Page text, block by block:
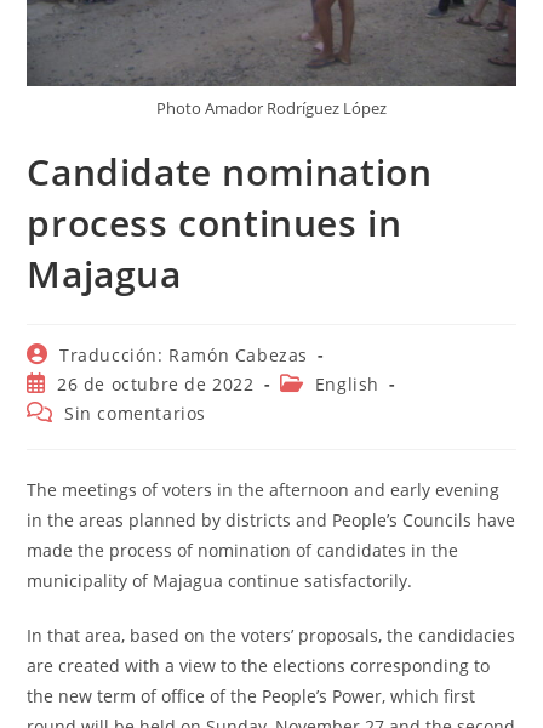
Photo Amador Rodríguez López
Candidate nomination
process continues in
Majagua
Autor
de
la
entrada:
Traducción: Ramón Cabezas
Publicación
de
la
26 de octubre de 2022
Categoría
English
Comentarios
entrada:
Sin comentarios
The meetings of voters in the afternoon and early evening
in the areas planned by districts and People’s Councils have
made the process of nomination of candidates in the
municipality of Majagua continue satisfactorily.
In that area, based on the voters’ proposals, the candidacies
are created with a view to the elections corresponding to
the new term of office of the People’s Power, which first